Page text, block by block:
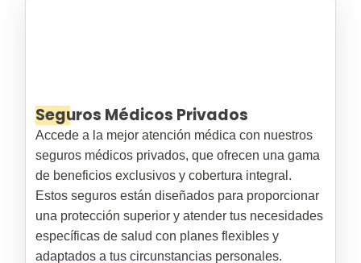
Seguros Médicos Privados
Accede a la mejor atención médica con nuestros
seguros médicos privados, que ofrecen una gama
de beneficios exclusivos y cobertura integral.
Estos seguros están diseñados para proporcionar
una protección superior y atender tus necesidades
específicas de salud con planes flexibles y
adaptados a tus circunstancias personales.